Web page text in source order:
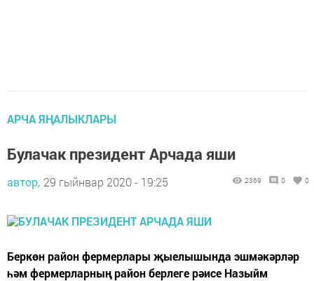
АРЧА ЯҢАЛЫКЛАРЫ
Булачак президент Арчада яши
автор, 29 гыйнвар 2020 - 19:25 2369 0 0
Беркөн район фермерлары җыелышында эшмәкәрләр
һәм фермерларның район берлеге рәисе Назыйм